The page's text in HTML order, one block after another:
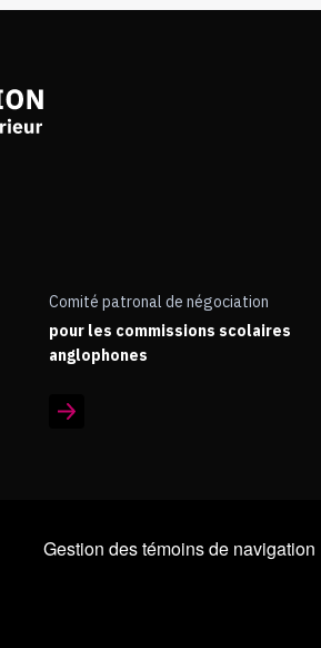
Comité patronal de négociation
pour les commissions scolaires
anglophones
Gestion des témoins de navigation